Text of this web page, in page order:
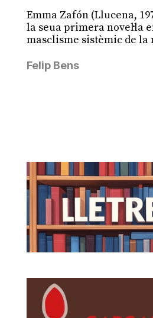
Emma Zafón (Llucena,
la seua primera novel·la
masclisme sistèmic de la
Felip Bens